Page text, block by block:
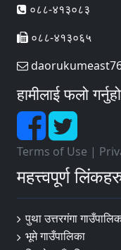
०८८-४१३०८३
०८८-४१३०६५
हामीलाई फलो
Terms of Use |
महत्त्वपूर्ण
पुथा उत्तरगंगा
भूमे गाउँपालिका